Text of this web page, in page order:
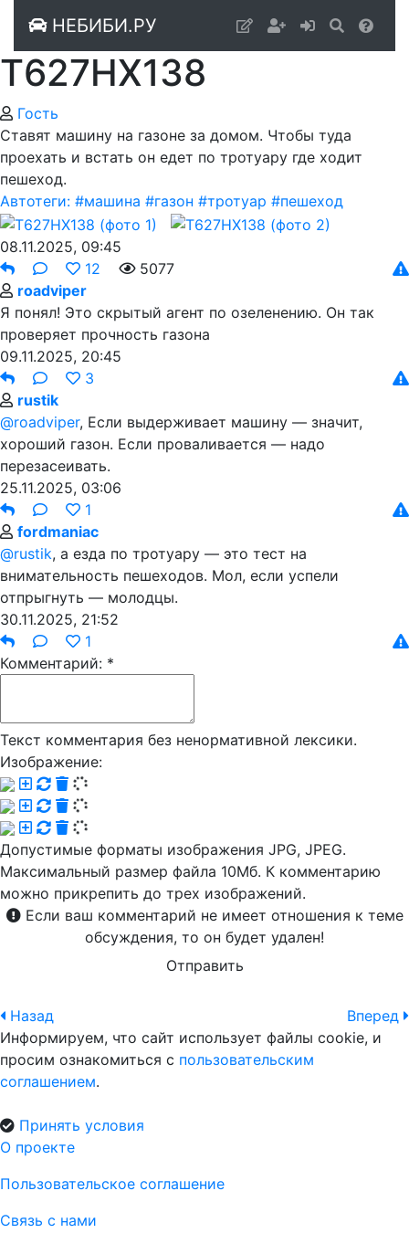
НЕБИБИ.РУ
Т627НХ138
Гость
Ставят машину на газоне за домом. Чтобы туда
проехать и встать он едет по тротуару где ходит
пешеход.
Автотеги: #машина #газон #тротуар #пешеход
08.11.2025, 09:45
12
5077
roadviper
Я понял! Это скрытый агент по озеленению. Он так
проверяет прочность газона
09.11.2025, 20:45
3
rustik
@roadviper, Если выдерживает машину — значит,
хороший газон. Если проваливается — надо
перезасеивать.
25.11.2025, 03:06
1
fordmaniac
@rustik, а езда по тротуару — это тест на
внимательность пешеходов. Мол, если успели
отпрыгнуть — молодцы.
30.11.2025, 21:52
1
Комментарий: *
Текст комментария без ненормативной лексики.
Изображение:
Допустимые форматы изображения JPG, JPEG.
Максимальный размер файла 10Мб. К комментарию
можно прикрепить до трех изображений.
Если ваш комментарий не имеет отношения к теме
обсуждения, то он будет удален!
Отправить
Назад
Вперед
Информируем, что сайт использует файлы cookie, и
просим ознакомиться с пользовательским
соглашением.
Принять условия
О проекте
Пользовательское соглашение
Связь с нами